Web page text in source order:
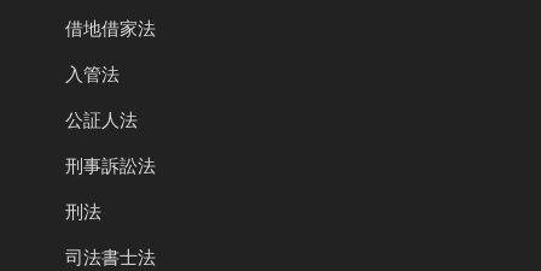
借地借家法
入管法
公証人法
刑事訴訟法
刑法
司法書士法